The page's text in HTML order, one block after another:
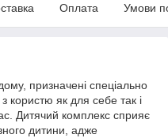
Оплата Умови
призначені спеціально
користю як для себе так і
Дитячий комплекс сприяє
дитини, адже